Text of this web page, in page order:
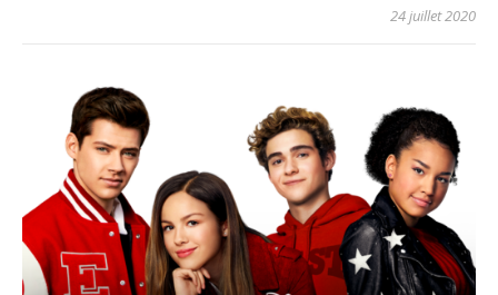
24 juillet 2020